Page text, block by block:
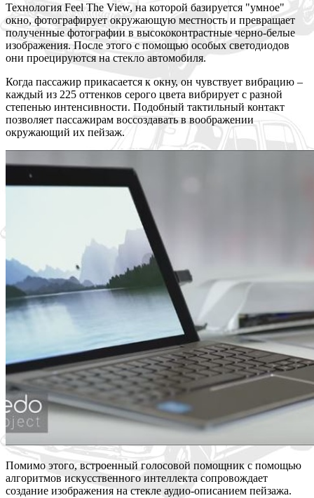
Технология Feel The View, на которой базируется "умное"
окно, фотографируетокружающую местность и превращает
полученные фотографии в высококонтрастные черно-белые
изображения. После этого с помощью особых светодиодов
они проецируются на стекло автомобиля.
Когда пассажир прикасается к окну, он чувствует вибрацию –
каждый из 225 оттенков серого цвета вибрирует с разной
степенью интенсивности. Подобный тактильный контакт
позволяет пассажирам воссоздавать в воображении
окружающий их пейзаж.
Помимо этого, встроенный голосовой помощник с помощью
алгоритмов искусственного интеллекта сопровождает
создание изображения на стекле аудио-описанием пейзажа.